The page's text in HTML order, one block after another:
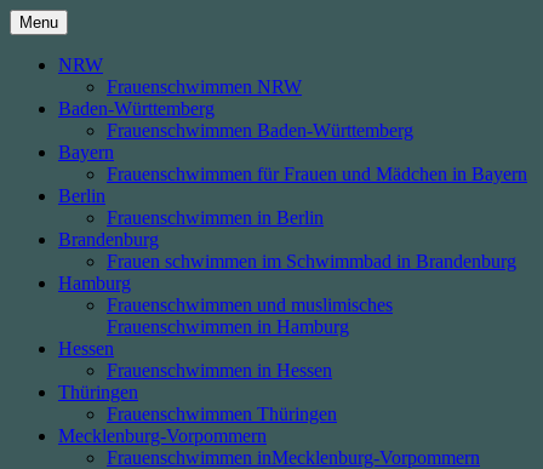
Skip
to
content
Menu
NRW
Frauenschwimmen NRW
Baden-Württemberg
Frauenschwimmen Baden-Württemberg
Bayern
Frauenschwimmen für Frauen und Mädchen in Bayern
Berlin
Frauenschwimmen in Berlin
Brandenburg
Frauen schwimmen im Schwimmbad in Brandenburg
Hamburg
Frauenschwimmen und muslimisches
Frauenschwimmen in Hamburg
Hessen
Frauenschwimmen in Hessen
Thüringen
Frauenschwimmen Thüringen
Mecklenburg-Vorpommern
Frauenschwimmen inMecklenburg-Vorpommern